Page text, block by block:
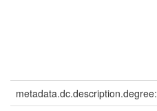
metadata.dc.description.degree: